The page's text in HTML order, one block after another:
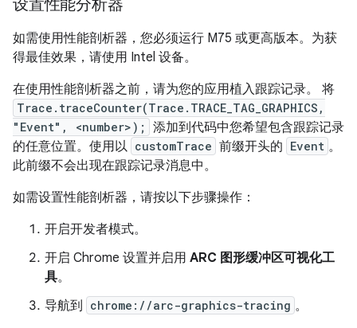
设置性能分析器
如需使用性能剖析器，您必须运行 M75 或更高版本。为获
得最佳效果，请使用 Intel 设备。
在使用性能剖析器之前，请为您的应用植入跟踪记录。 将
Trace.traceCounter(Trace.TRACE_TAG_GRAPHICS,
"Event", <number>);
添加到代码中您希望包含跟踪记录
的任意位置。使用以 customTrace 前缀开头的 Event 。
此前缀不会出现在跟踪记录消息中。
如需设置性能剖析器，请按以下步骤操作：
开启开发者模式。
开启 Chrome 设置并启用 ARC 图形缓冲区可视化工
具。
导航到
chrome://arc-graphics-tracing 。